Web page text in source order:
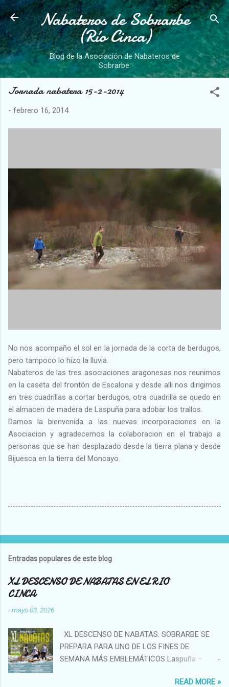
Ir al contenido principal
Nabateros de Sobrarbe
(Río Cinca)
Blog de la Asociación de Nabateros de
Sobrarbe.
Jornada nabatera 15-2-2014
- febrero 16, 2014
No nos acompaño el sol en la jornada de la corta de berdugos,
pero tampoco lo hizo la lluvia.
Nabateros de las tres asociaciones aragonesas nos reunimos
en la caseta del frontón de Escalona y desde alli nos dirigimos
en tres cuadrillas a cortar berdugos, otra cuadrilla se quedo en
el almacen de madera de Laspuña para adobar los trallos.
Damos la bienvenida a las nuevas incorporaciones en la
Asociacion y agradecemos la colaboracion en el trabajo a
personas que se han desplazado desde la tierra plana y desde
Bijuesca en la tierra del Moncayo.
Entradas populares de este blog
XL DESCENSO DE NABATAS EN EL RIO
CINCA
-mayo 03, 2026
XL DESCENSO DE NABATAS: SOBRARBE SE
PREPARA PARA UNO DE LOS FINES DE
SEMANA MÁS EMBLEMÁTICOS Laspuña –
La Asociación de Nabateros del Sobrarbe
READ MORE »